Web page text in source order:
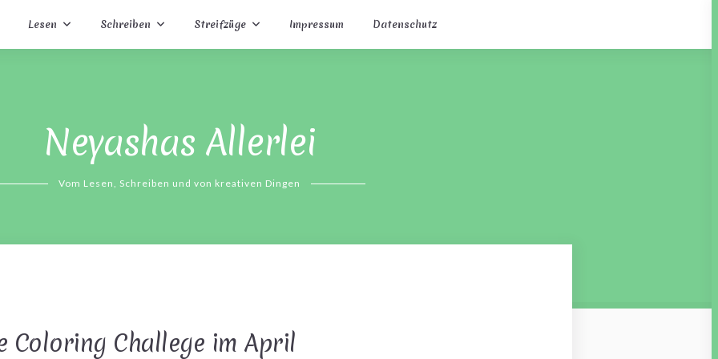
Neyashas Allerlei
Vom Lesen, Schreiben und von kreativen Dingen
Lesen Schreiben Streifzüge Impressum Datenschutz
Coloring Challege im April